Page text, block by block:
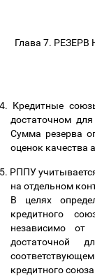
Глава 7.
Кредитные
достаточном
Сумма резерва
оценок качества
РППУ
на отдельном
В целях
кредитного
независимо от
достаточной
кредитного